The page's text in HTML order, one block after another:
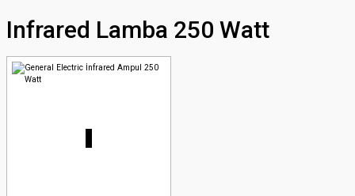
Infrared Lamba 250 Watt